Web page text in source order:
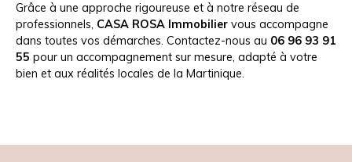
Grâce à une approche rigoureuse et à notre réseau de
professionnels, CASA ROSA Immobilier vous accompagne
dans toutes vos démarches. Contactez-nous au 06 96 93 91
55 pour un accompagnement sur mesure, adapté à votre
bien et aux réalités locales de la Martinique.